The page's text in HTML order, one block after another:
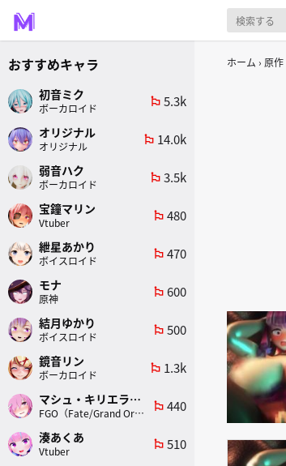
ホーム 原作
おすすめキャラ
初音ミク
ボーカロイド
emoji_flags 5.3k
オリジナル
オリジナル
emoji_flags 14.0k
弱音ハク
ボーカロイド
emoji_flags 3.5k
宝鐘マリン
Vtuber
emoji_flags 480
紲星あかり
ボイスロイド
emoji_flags 470
モナ
原神
emoji_flags 600
結月ゆかり
ボイスロイド
emoji_flags 500
鏡音リン
ボーカロイド
emoji_flags 1.3k
マシュ・キリエライト
FGO（Fate/Grand Order）
emoji_flags 440
湊あくあ
Vtuber
emoji_flags 510